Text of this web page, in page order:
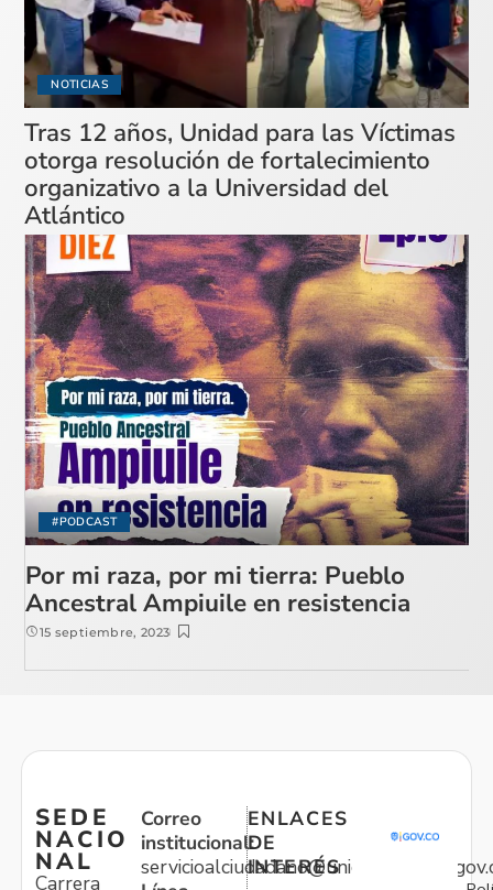
NOTICIAS
Tras 12 años, Unidad para las Víctimas
otorga resolución de fortalecimiento
organizativo a la Universidad del
Atlántico
#PODCAST
Por mi raza, por mi tierra: Pueblo
Ancestral Ampiuile en resistencia
15 septiembre, 2023
SEDE
NACIO
NAL
Carrera
Correo
institucional:
ENLACES
DE
INTERÉS